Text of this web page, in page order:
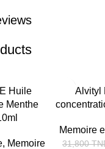
Huile
Menthe
, Memoire
SOLD OUT
Alvityl
Memoire
31,800